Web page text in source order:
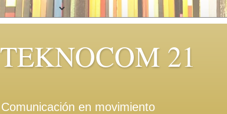
TEKNOCOM 21
Comunicación en movimiento